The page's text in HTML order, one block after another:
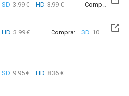
SD 3.99 € HD 3.99 € Compra: SD
HD 3.99 € Compra: SD 10.99 € HD
SD 9.95 € HD 8.36 €